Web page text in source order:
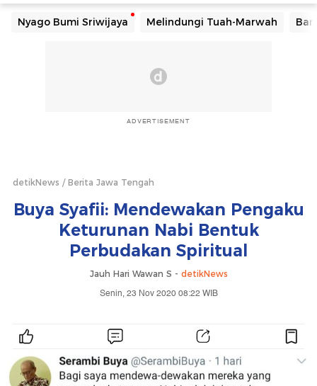
Nyago Bumi Sriwijaya Melindungi Tuah-Marwah
ADVERTISEMENT
detikNews Berita Jawa Tengah
Buya Syafii: Mendewakan Pengaku
Keturunan Nabi Bentuk
Perbudakan Spiritual
Jauh Hari Wawan S - detikNews
Senin, 23 Nov 2020 08:22 WIB